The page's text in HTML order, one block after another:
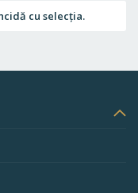
cu selecția.